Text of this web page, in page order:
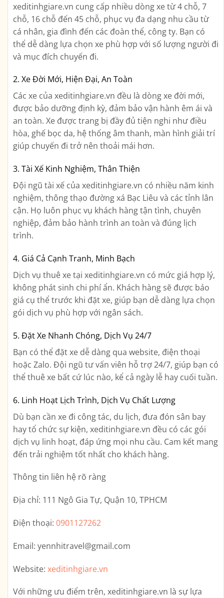
xeditinhgiare.vn cung cấp nhiều dòng xe từ 4 chỗ, 7
chỗ, 16 chỗ đến 45 chỗ, phục vụ đa dạng nhu cầu từ
cá nhân, gia đình đến các đoàn thể, công ty. Bạn có
thể dễ dàng lựa chọn xe phù hợp với số lượng người đi
và mục đích chuyến đi.
2. Xe Đời Mới, Hiện Đại, An Toàn
Các xe của xeditinhgiare.vn đều là dòng xe đời mới,
được bảo dưỡng định kỳ, đảm bảo vận hành êm ái và
an toàn. Xe được trang bị đầy đủ tiện nghi như điều
hòa, ghế bọc da, hệ thống âm thanh, màn hình giải trí
giúp chuyến đi trở nên thoải mái hơn.
3. Tài Xế Kinh Nghiệm, Thân Thiện
Đội ngũ tài xế của xeditinhgiare.vn có nhiều năm kinh
nghiệm, thông thạo đường xá Bạc Liêu và các tỉnh lân
cận. Họ luôn phục vụ khách hàng tận tình, chuyên
nghiệp, đảm bảo hành trình an toàn và đúng lịch
trình.
4. Giá Cả Cạnh Tranh, Minh Bạch
Dịch vụ thuê xe tại xeditinhgiare.vn có mức giá hợp lý,
không phát sinh chi phí ẩn. Khách hàng sẽ được báo
giá cụ thể trước khi đặt xe, giúp bạn dễ dàng lựa chọn
gói dịch vụ phù hợp với ngân sách.
5. Đặt Xe Nhanh Chóng, Dịch Vụ 24/7
Bạn có thể đặt xe dễ dàng qua website, điện thoại
hoặc Zalo. Đội ngũ tư vấn viên hỗ trợ 24/7, giúp bạn có
thể thuê xe bất cứ lúc nào, kể cả ngày lễ hay cuối tuần.
6. Linh Hoạt Lịch Trình, Dịch Vụ Chất Lượng
Dù bạn cần xe đi công tác, du lịch, đưa đón sân bay
hay tổ chức sự kiện, xeditinhgiare.vn đều có các gói
dịch vụ linh hoạt, đáp ứng mọi nhu cầu. Cam kết mang
đến trải nghiệm tốt nhất cho khách hàng.
Thông tin liên hệ rõ ràng
Địa chỉ: 111 Ngô Gia Tự, Quận 10, TPHCM
Điện thoại: 0901127262
Email: yennhitravel@gmail.com
Website: xeditinhgiare.vn
Với những ưu điểm trên, xeditinhgiare.vn là sự lựa